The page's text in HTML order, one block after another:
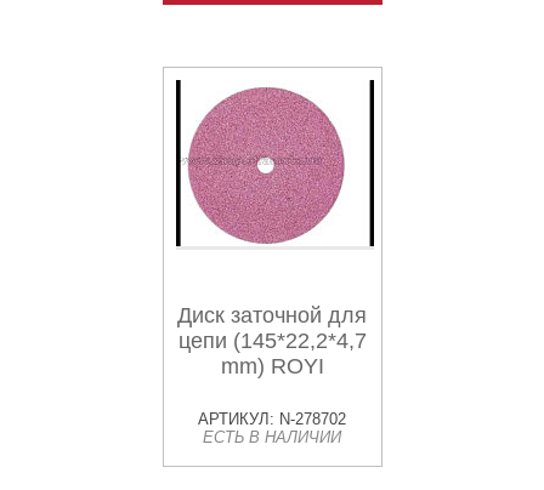
Диск заточной для
цепи (145*22,2*4,7
mm) ROYI
АРТИКУЛ: N-278702
ЕСТЬ В НАЛИЧИИ